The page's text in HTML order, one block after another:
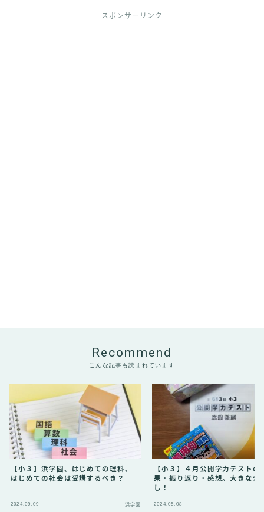
スポンサーリンク
Recommend
こんな記事も読まれています
【小３】浜学園、はじめての理科、
はじめての社会は受講するべき？
2024.09.09 浜学園
【小３】４月公開学力テストの
果・振り返り・感想。大きな変
し！
2024.05.08